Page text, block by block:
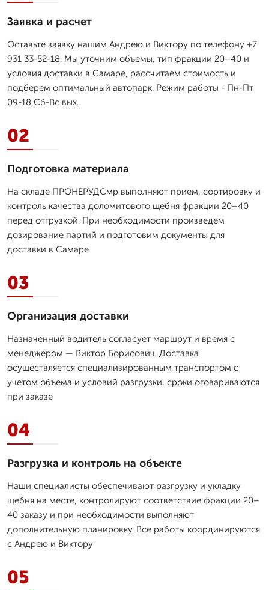
Заявка и расчет
Оставьте заявку нашим Андрею и Виктору по телефону +7
931 33-52-18. Мы уточним объемы, тип фракции 20–40 и
условия доставки в Самаре, рассчитаем стоимость и
подберем оптимальный автопарк. Режим работы - Пн-Пт
09-18 Сб-Вс вых.
02
Подготовка материала
На складе ПРОНЕРУДСмр выполняют прием, сортировку и
контроль качества доломитового щебня фракции 20–40
перед отгрузкой. При необходимости произведем
дозирование партий и подготовим документы для
доставки в Самаре
03
Организация доставки
Назначенный водитель согласует маршрут и время с
менеджером — Виктор Борисович. Доставка
осуществляется специализированным транспортом с
учетом объема и условий разгрузки, сроки оговариваются
при заказе
04
Разгрузка и контроль на объекте
Наши специалисты обеспечивают разгрузку и укладку
щебня на месте, контролируют соответствие фракции 20–
40 заказу и при необходимости выполняют
дополнительную планировку. Все работы координируются
с Андрею и Виктору
05